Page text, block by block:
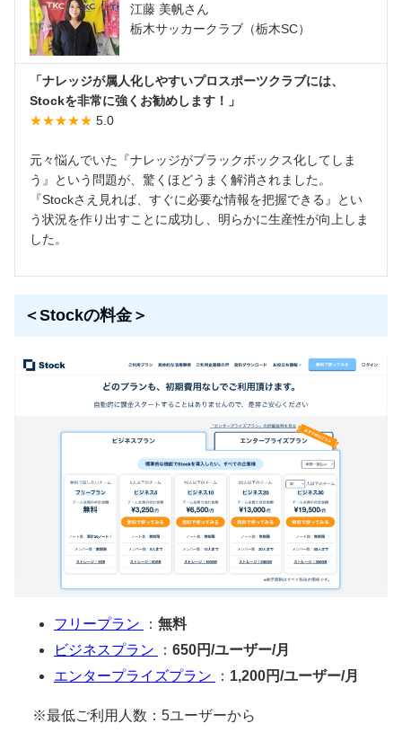
江藤 美帆さん
栃木サッカークラブ（栃木SC）
「ナレッジが属人化しやすいプロスポーツクラブには、
Stockを非常に強くお勧めします！」
★★★★★ 5.0
元々悩んでいた『ナレッジがブラックボックス化してしま
う』という問題が、驚くほどうまく解消されました。
『Stockさえ見れば、すぐに必要な情報を把握できる』とい
う状況を作り出すことに成功し、明らかに生産性が向上しま
した。
＜Stockの料金＞
フリープラン ： 無料
ビジネスプラン
： 650円/ユーザー/月
エンタープライズプラン
： 1,200円/ユーザー/月
※最低ご利用人数：5ユーザーから